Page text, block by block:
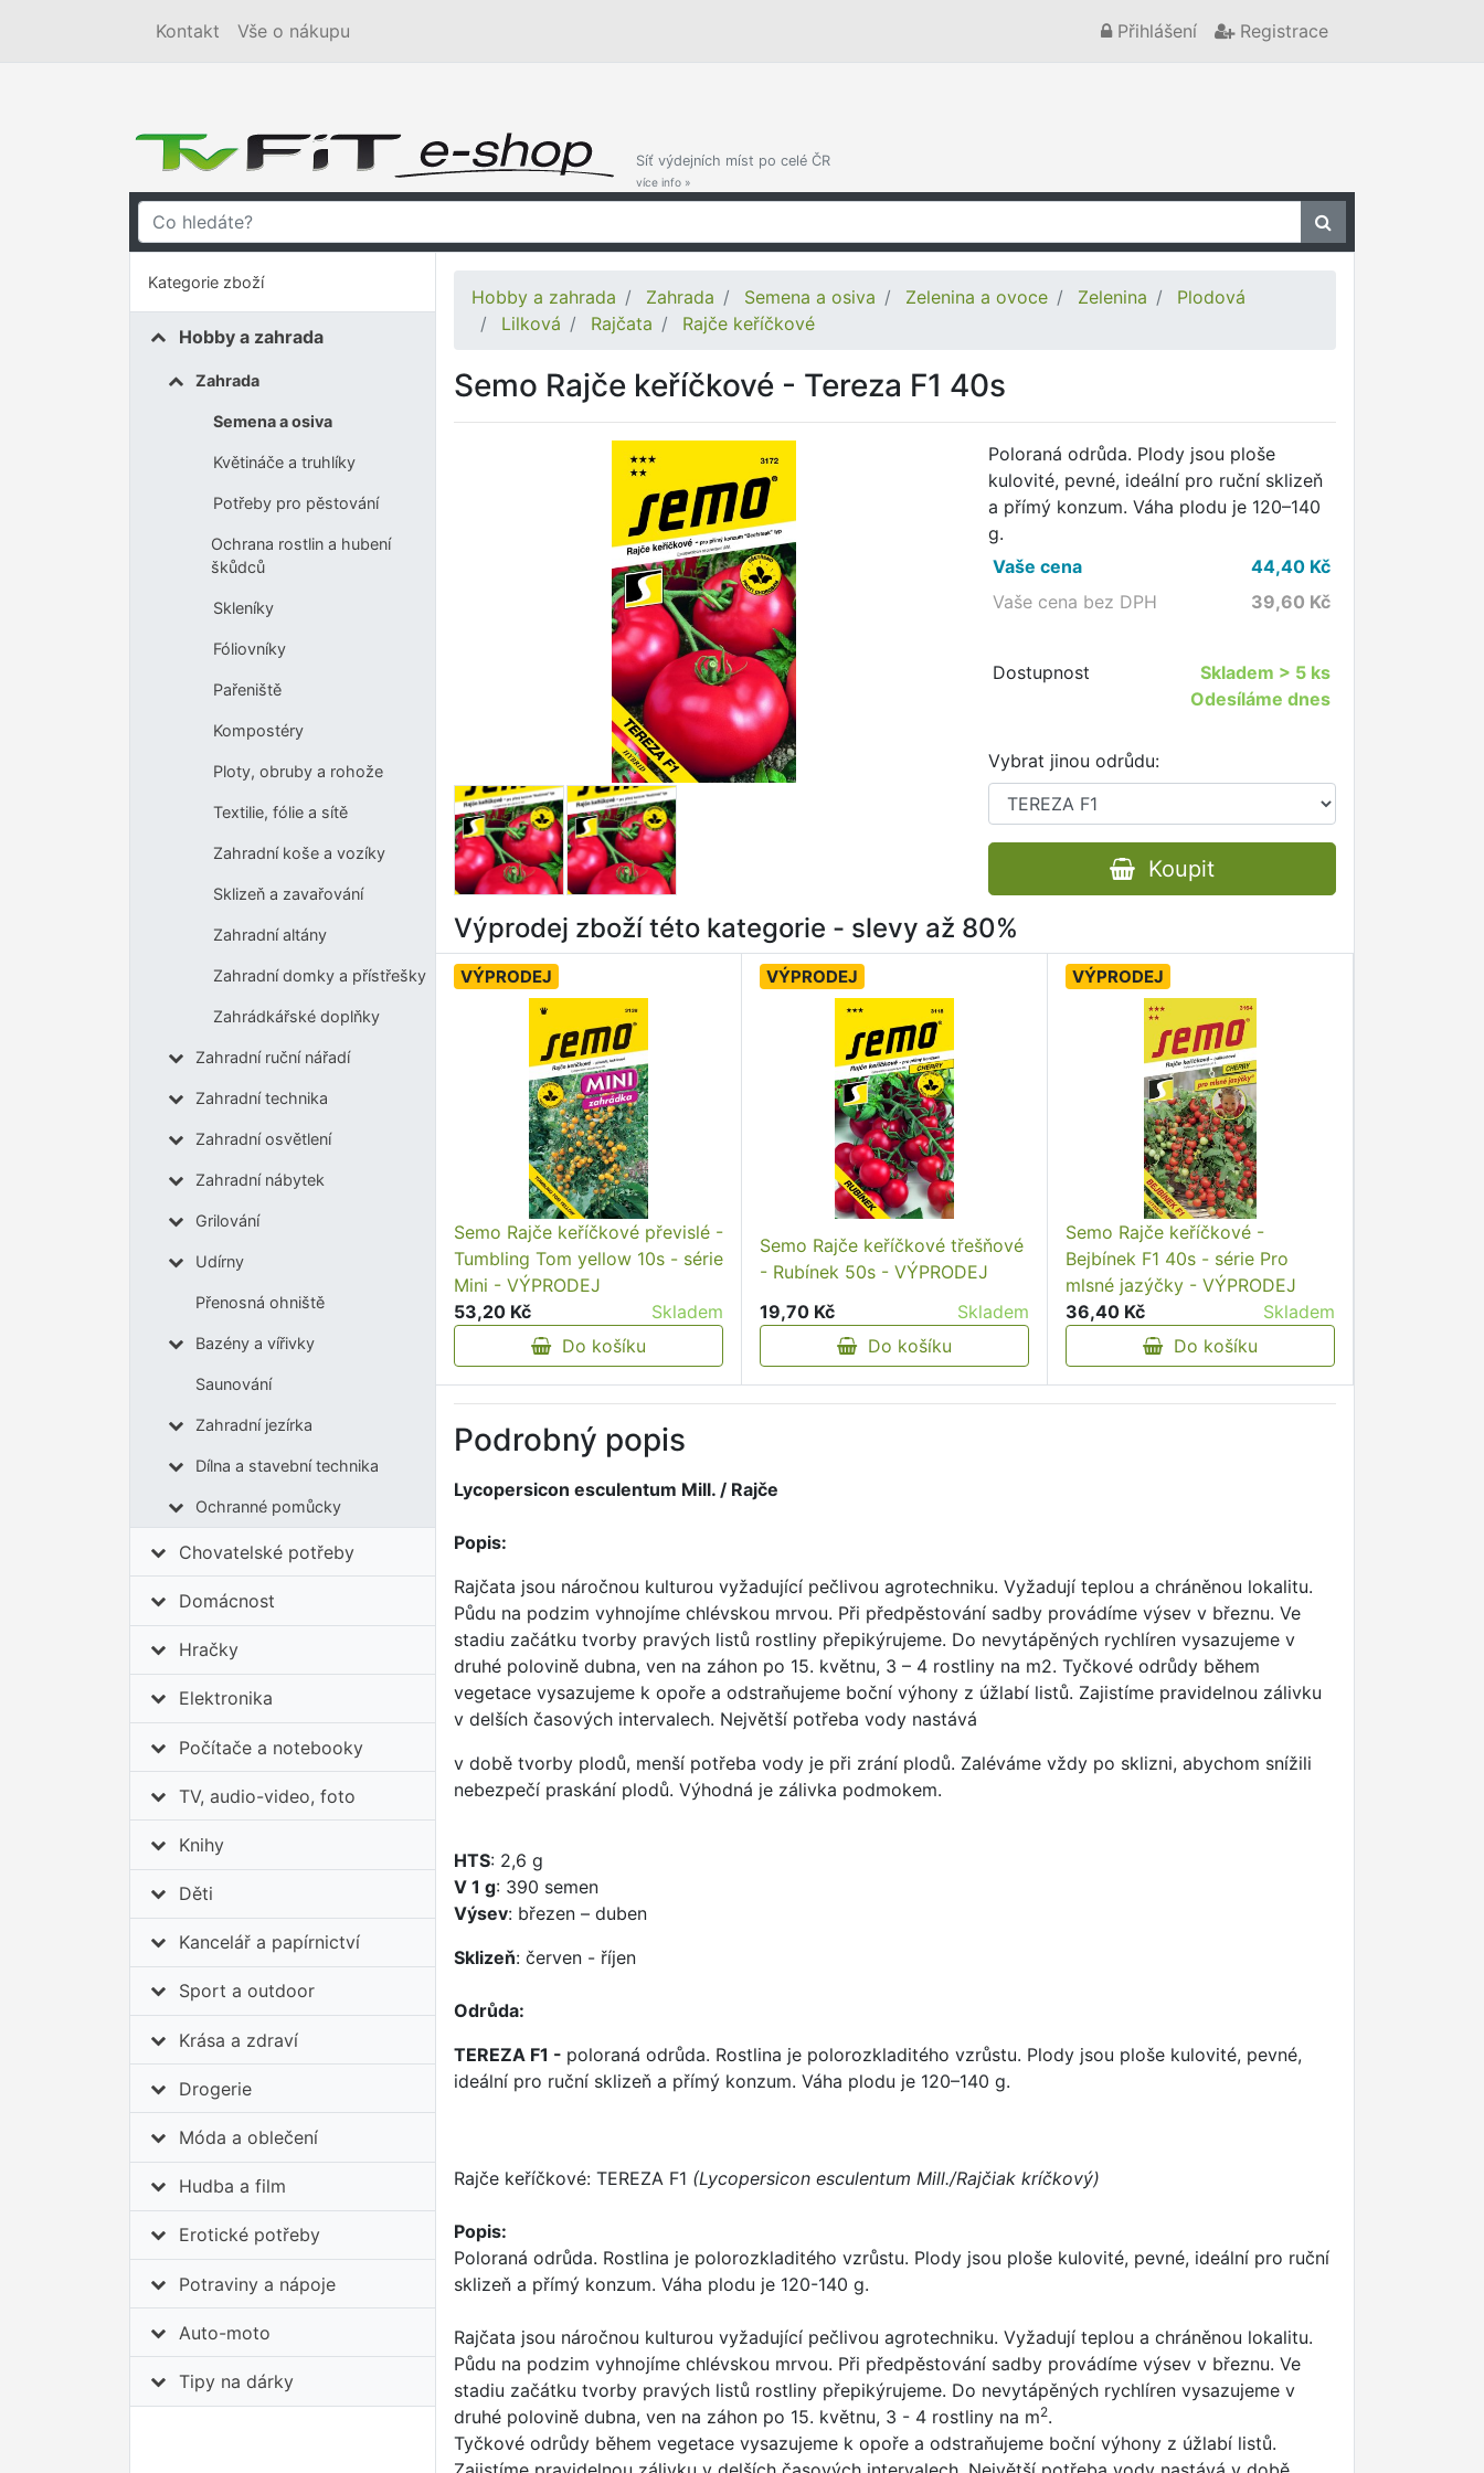
Kontakt Vše o nákupu Přihlášení Registrace
Síť výdejních míst po celé ČR
více info »
Kategorie zboží
Hobby a zahrada
Zahrada
Semena a osiva
Květináče a truhlíky
Potřeby pro pěstování
Ochrana rostlin a hubení
škůdců
Skleníky
Fóliovníky
Pařeniště
Kompostéry
Ploty, obruby a rohože
Textilie, fólie a sítě
Zahradní koše a vozíky
Sklizeň a zavařování
Zahradní altány
Zahradní domky a přístřešky
Zahrádkářské doplňky
Zahradní ruční nářadí
Zahradní technika
Zahradní osvětlení
Zahradní nábytek
Grilování
Udírny
Přenosná ohniště
Bazény a vířivky
Saunování
Zahradní jezírka
Dílna a stavební technika
Ochranné pomůcky
Chovatelské potřeby
Domácnost
Hračky
Elektronika
Počítače a notebooky
TV, audio-video, foto
Knihy
Děti
Kancelář a papírnictví
Sport a outdoor
Krása a zdraví
Drogerie
Móda a oblečení
Hudba a film
Erotické potřeby
Potraviny a nápoje
Auto-moto
Tipy na dárky
Hobby a zahrada Zahrada Semena a osiva Zelenina a ovoce Zelenina
Plodová
Lilková
Rajčata Rajče keříčkové
Semo Rajče keříčkové - Tereza F1 40s
Poloraná odrůda. Plody jsou ploše
kulovité, pevné, ideální pro ruční sklizeň
a přímý konzum. Váha plodu je 120–140
g.
Vaše cena
44,40Kč
Vaše cena bez DPH
39,60 Kč
Dostupnost Skladem > 5 ks
Odesíláme dnes
Vybrat jinou odrůdu:
Koupit
Výprodej zboží této kategorie - slevy až 80%
VÝPRODEJ
Semo Rajče keříčkové převislé -
Tumbling Tom yellow 10s - série
Mini - VÝPRODEJ
53,20 Kč
Skladem
Do košíku
VÝPRODEJ
Semo Rajče keříčkové třešňové
- Rubínek 50s - VÝPRODEJ
19,70 Kč
Skladem
Do košíku
VÝPRODEJ
Semo Rajče keříčkové -
Bejbínek F1 40s - série Pro
mlsné jazýčky - VÝPRODEJ
36,40 Kč
Skladem
Do košíku
Podrobný popis
Lycopersicon esculentum Mill. / Rajče
Popis:
Rajčata jsou náročnou kulturou vyžadující pečlivou agrotechniku. Vyžadují teplou a chráněnou lokalitu.
Půdu na podzim vyhnojíme chlévskou mrvou. Při předpěstování sadby provádíme výsev v březnu. Ve
stadiu začátku tvorby pravých listů rostliny přepikýrujeme. Do nevytápěných rychlíren vysazujeme v
druhé polovině dubna, ven na záhon po 15. květnu, 3 – 4 rostliny na m2. Tyčkové odrůdy během
vegetace vysazujeme k opoře a odstraňujeme boční výhony z úžlabí listů. Zajistíme pravidelnou zálivku
v delších časových intervalech. Největší potřeba vody nastává
v době tvorby plodů, menší potřeba vody je při zrání plodů. Zaléváme vždy po sklizni, abychom snížili
nebezpečí praskání plodů. Výhodná je zálivka podmokem.
HTS: 2,6 g
V 1 g: 390 semen
Výsev: březen – duben
Sklizeň: červen - říjen
Odrůda:
TEREZA F1 - poloraná odrůda. Rostlina je polorozkladitého vzrůstu. Plody jsou ploše kulovité, pevné,
ideální pro ruční sklizeň a přímý konzum. Váha plodu je 120–140 g.
Rajče keříčkové: TEREZA F1 (Lycopersicon esculentum Mill./Rajčiak kríčkový)
Popis:
Poloraná odrůda. Rostlina je polorozkladitého vzrůstu. Plody jsou ploše kulovité, pevné, ideální pro ruční
sklizeň a přímý konzum. Váha plodu je 120-140 g.
Rajčata jsou náročnou kulturou vyžadující pečlivou agrotechniku. Vyžadují teplou a chráněnou lokalitu.
Půdu na podzim vyhnojíme chlévskou mrvou. Při předpěstování sadby provádíme výsev v březnu. Ve
stadiu začátku tvorby pravých listů rostliny přepikýrujeme. Do nevytápěných rychlíren vysazujeme v
druhé polovině dubna, ven na záhon po 15. květnu, 3 - 4 rostliny na m2.
Tyčkové odrůdy během vegetace vysazujeme k opoře a odstraňujeme boční výhony z úžlabí listů.